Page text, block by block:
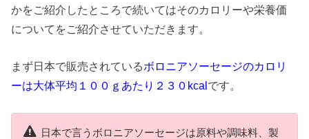
かをご紹介したところで続いてはそのカロリーや栄養価
についてをご紹介させていただきます。
まず日本で販売されているボロニアソーセージのカロリ
ーは大体平均１００ｇあたり２３０kcalです。
日本で言うボロニアソーセージは原料や調味料、製